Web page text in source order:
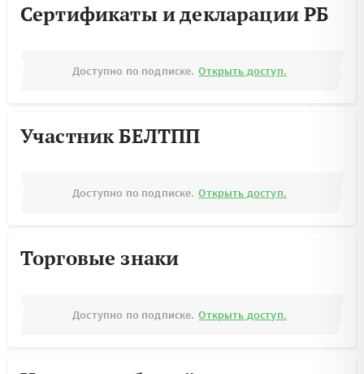
Сертификаты и декларации РБ
Доступно по подписке. Открыть доступ.
Участник БЕЛТПП
Доступно по подписке. Открыть доступ.
Торговые знаки
Доступно по подписке. Открыть доступ.